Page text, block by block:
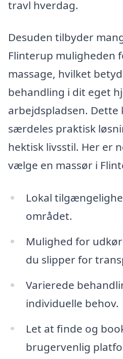
travl hverdag.
Desuden tilbyder
Flinterup muligheden
massage, hvilket
behandling i dit eget
arbejdspladsen.
særdeles praktisk
hektisk livsstil. Her er
vælge en massør i
Lokal
området.
Mulighed for
du slipper for
Varierede
individuelle behov.
Let at finde og
brugervenlig